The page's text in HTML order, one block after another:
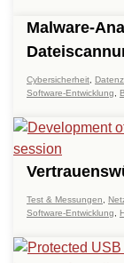
Malware-
Cybersicherheit
Software-Entwicklung
Test & Messungen
Software-Entwicklung